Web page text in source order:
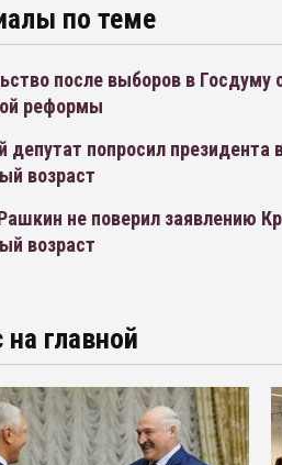
по теме
после выборов в Госдуму
реформы
депутат попросил президента
возраст
не поверил заявлению
возраст
на главной